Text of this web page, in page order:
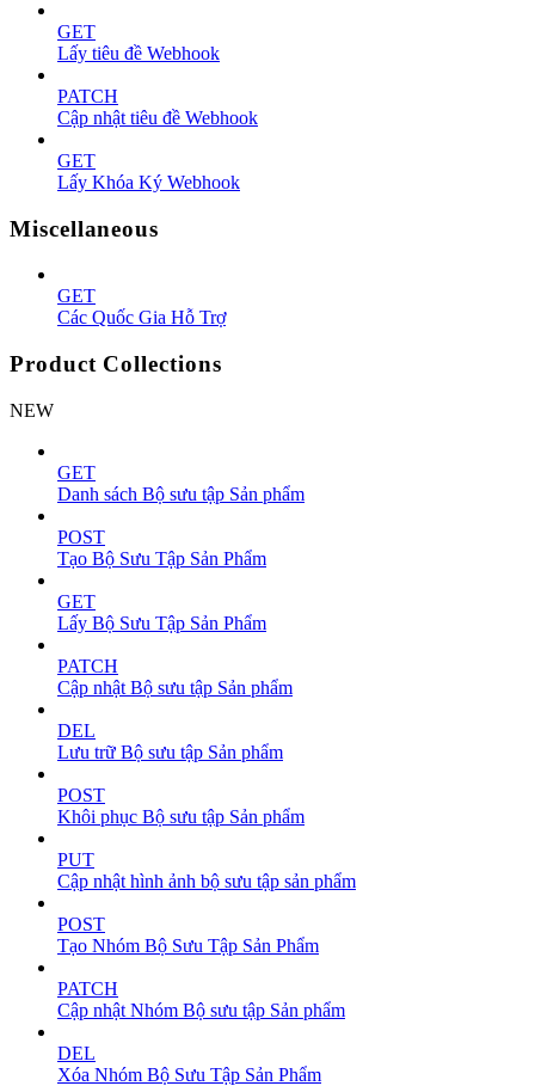
GET
Lấy tiêu đề Webhook
PATCH
Cập nhật tiêu đề Webhook
GET
Lấy Khóa Ký Webhook
Miscellaneous
GET
Các Quốc Gia Hỗ Trợ
Product Collections
NEW
GET
Danh sách Bộ sưu tập Sản phẩm
POST
Tạo Bộ Sưu Tập Sản Phẩm
GET
Lấy Bộ Sưu Tập Sản Phẩm
PATCH
Cập nhật Bộ sưu tập Sản phẩm
DEL
Lưu trữ Bộ sưu tập Sản phẩm
POST
Khôi phục Bộ sưu tập Sản phẩm
PUT
Cập nhật hình ảnh bộ sưu tập sản phẩm
POST
Tạo Nhóm Bộ Sưu Tập Sản Phẩm
PATCH
Cập nhật Nhóm Bộ sưu tập Sản phẩm
DEL
Xóa Nhóm Bộ Sưu Tập Sản Phẩm